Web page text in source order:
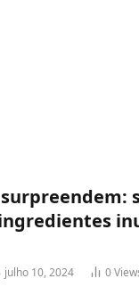
julho 10, 2024 0